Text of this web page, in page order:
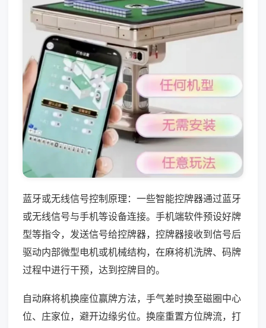
蓝牙或无线信号控制原理：一些智能控牌器通过蓝牙
或无线信号与手机等设备连接。手机端软件预设好牌
型等指令，发送信号给控牌器，控牌器接收到信号后
驱动内部微型电机或机械结构，在麻将机洗牌、码牌
过程中进行干预，达到控牌目的。
自动麻将机换座位赢牌方法，手气差时换至磁圈中心
位、庄家位，避开边缘劣位。换座重置方位牌流，打